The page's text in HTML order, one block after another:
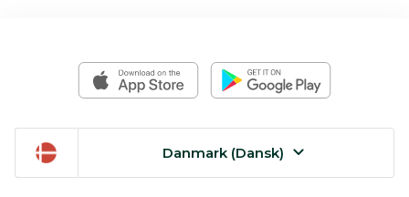
Danmark (Dansk)